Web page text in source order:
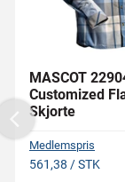
MASCOT
Customized
Skjorte
Medlemspris
561,38 / STK
Previous